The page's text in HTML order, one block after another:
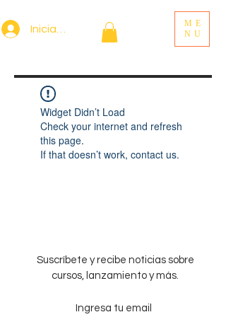
Iniciar sesión
ME
NU
Widget Didn’t Load
Check your internet and refresh
this page.
If that doesn’t work, contact us.
Suscríbete y recibe noticias sobre
cursos, lanzamiento y más.